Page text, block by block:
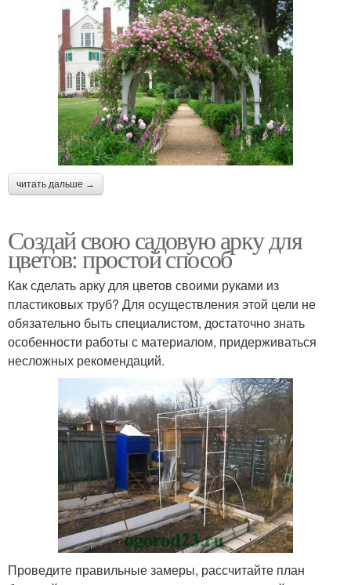
читать дальше →
Создай свою садовую арку для
цветов: простой способ
Как сделать арку для цветов своими руками из
пластиковых труб? Для осуществления этой цели не
обязательно быть специалистом, достаточно знать
особенности работы с материалом, придерживаться
несложных рекомендаций.
Проведите правильные замеры, рассчитайте план